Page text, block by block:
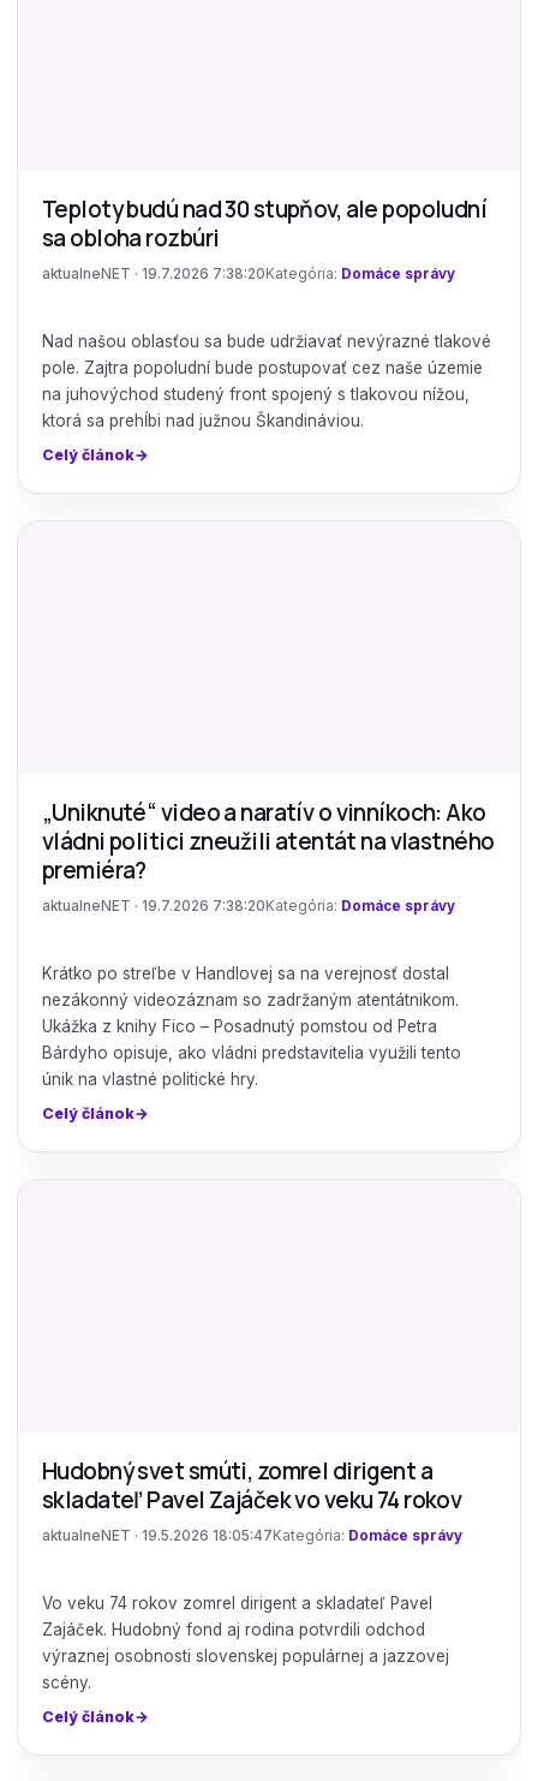
Teploty budú nad 30 stupňov, ale popoludní
sa obloha rozbúri
aktualneNET · 19.7.2026 7:38:20 Kategória: Domáce správy
Nad našou oblasťou sa bude udržiavať nevýrazné tlakové
pole. Zajtra popoludní bude postupovať cez naše územie
na juhovýchod studený front spojený s tlakovou nížou,
ktorá sa prehĺbi nad južnou Škandináviou.
Celý článok
„Uniknuté“ video a naratív o vinníkoch: Ako
vládni politici zneužili atentát na vlastného
premiéra?
aktualneNET · 19.7.2026 7:38:20 Kategória: Domáce správy
Krátko po streľbe v Handlovej sa na verejnosť dostal
nezákonný videozáznam so zadržaným atentátnikom.
Ukážka z knihy Fico – Posadnutý pomstou od Petra
Bárdyho opisuje, ako vládni predstavitelia využili tento
únik na vlastné politické hry.
Celý článok
Hudobný svet smúti, zomrel dirigent a
skladateľ Pavel Zajáček vo veku 74 rokov
aktualneNET · 19.5.2026 18:05:47 Kategória: Domáce správy
Vo veku 74 rokov zomrel dirigent a skladateľ Pavel
Zajáček. Hudobný fond aj rodina potvrdili odchod
výraznej osobnosti slovenskej populárnej a jazzovej
scény.
Celý článok